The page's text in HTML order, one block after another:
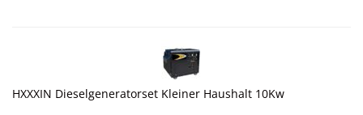
HXXXIN Dieselgeneratorset Kleiner Haushalt 10Kw